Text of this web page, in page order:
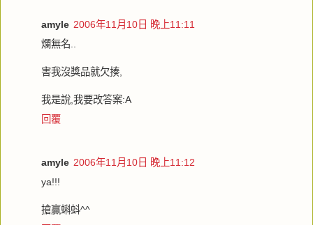
amyle 2006年11月10日 晚上11:11
爛無名..
害我沒獎品就欠揍,
我是說,我要改答案:A
回覆
amyle 2006年11月10日 晚上11:12
ya!!!
搶贏蝌蚪^^